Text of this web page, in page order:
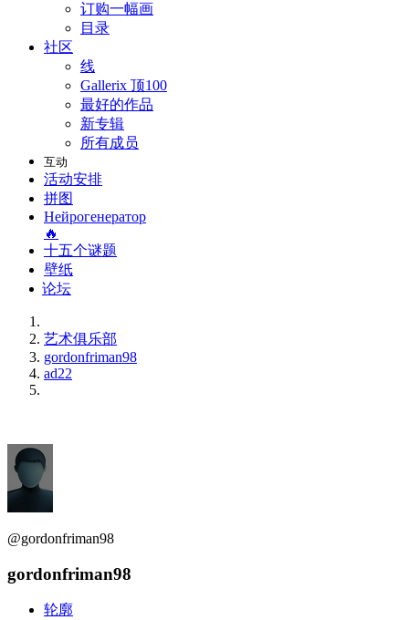
订购一幅画
目录
社区
线
Gallerix 顶100
最好的作品
新专辑
所有成员
互动
活动安排
拼图
Нейрогенератор
🔥
十五个谜题
壁纸
论坛
艺术俱乐部
gordonfriman98
ad22
@gordonfriman98
gordonfriman98
轮廓